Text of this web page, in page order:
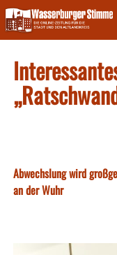
Skip
to
content
Abwechslung wird
an der Wuhr